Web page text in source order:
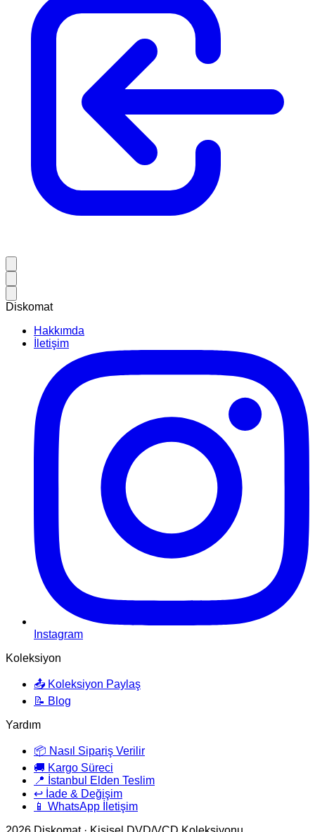
Diskomat
Hakkımda
İletişim
Instagram
Koleksiyon
📤 Koleksiyon Paylaş
📝 Blog
Yardım
📦 Nasıl Sipariş Verilir
🚚 Kargo Süreci
📍 İstanbul Elden Teslim
↩️ İade & Değişim
📱 WhatsApp İletişim